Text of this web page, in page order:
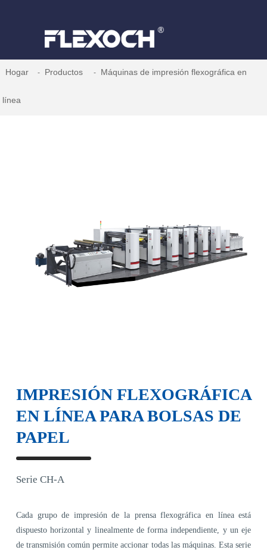
Hogar Productos Máquinas de impresión flexográfica en
línea
IMPRESIÓN FLEXOGRÁFICA
EN LÍNEA PARA BOLSAS DE
PAPEL
Serie CH-A
Cada grupo de impresión de la prensa flexográfica en línea está
dispuesto horizontal y linealmente de forma independiente, y un eje
de transmisión común permite accionar todas las máquinas. Esta serie